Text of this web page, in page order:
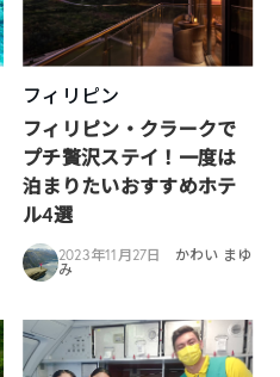
フィリピン
フィリピン・クラークで
プチ贅沢ステイ！一度は
泊まりたいおすすめホテ
ル4選
2023年11月27日
かわい まゆ
み